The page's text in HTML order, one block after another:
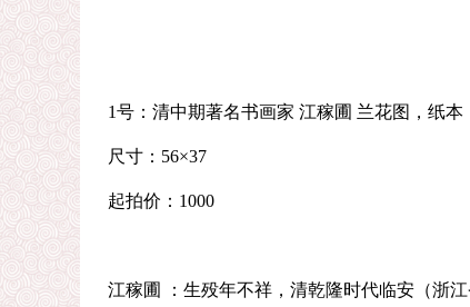
1号：清中期著名书画家 江稼圃 兰花图，纸本
尺寸：56×37
起拍价：1000
江稼圃 ：生殁年不祥，清乾隆时代临安（浙